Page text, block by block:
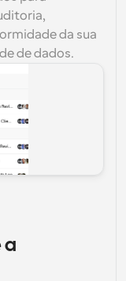
da sua
de dados.
a